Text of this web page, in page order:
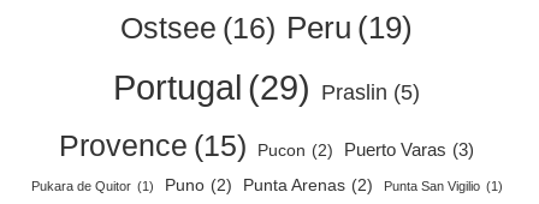
Ostsee (16) Peru (19)
Portugal (29) Praslin (5)
Provence (15) Pucon (2) Puerto Varas (3)
Pukara de Quitor (1) Puno (2) Punta Arenas (2) Punta San Vigilio (1)